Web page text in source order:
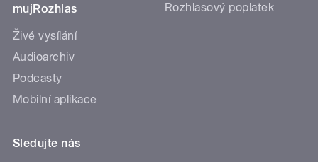
mujRozhlas
Živé vysílání
Audioarchiv
Podcasty
Mobilní aplikace
Rozhlasový poplatek
Sledujte nás